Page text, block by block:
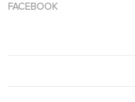
FACEBOOK